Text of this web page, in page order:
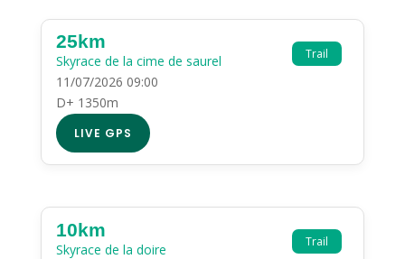
Trail
25km
Skyrace de la cime de saurel
11/07/2026 09:00
D+ 1350m
LIVE GPS
Trail
10km
Skyrace de la doire